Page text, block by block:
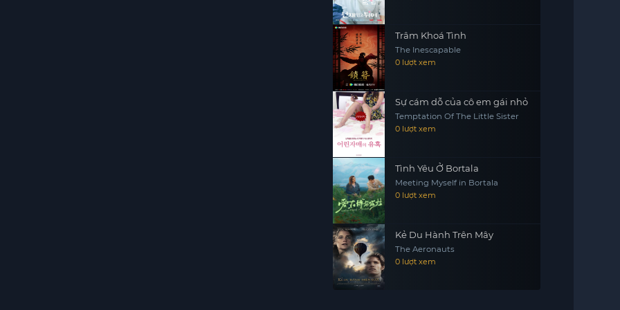
Trâm Khoá Tình
The Inescapable
0 lượt xem
Sự cám dỗ của cô em gái nhỏ
Temptation Of The Little Sister
0 lượt xem
Tình Yêu Ở Bortala
Meeting Myself in Bortala
0 lượt xem
Kẻ Du Hành Trên Mây
The Aeronauts
0 lượt xem